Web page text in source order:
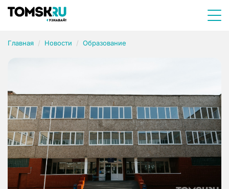
Главная Новости Образование